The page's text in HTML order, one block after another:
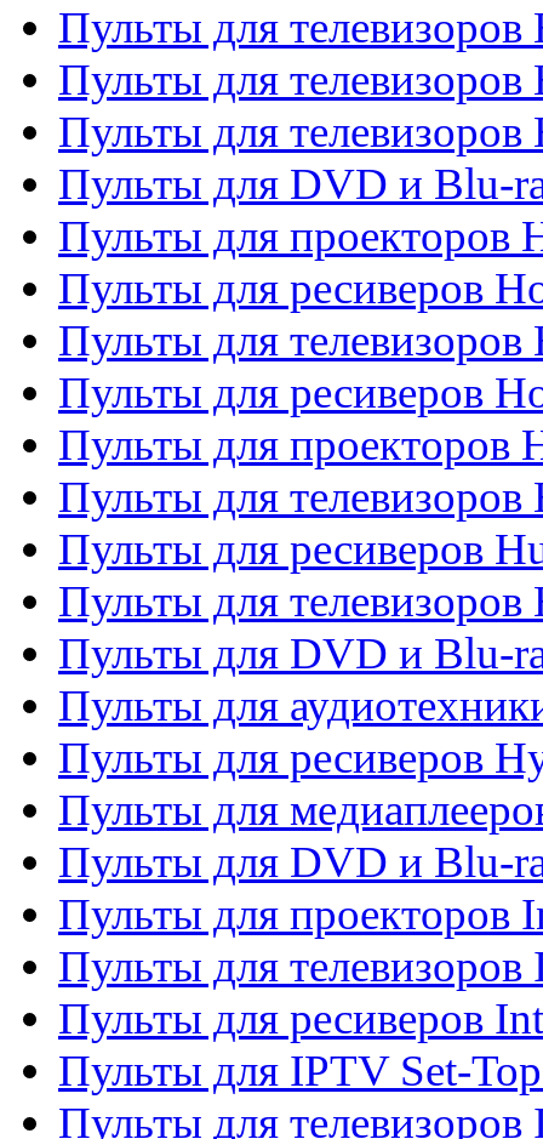
Пульты для телевизоров
Пульты для телевизоров
Пульты для телевизоров
Пульты для DVD и Blu-
Пульты для проекторов
Пульты для ресиверов
Пульты для
Пульты для ресиверов
Пульты для проекторов
Пульты для телевизоров
Пульты для ресиверов
Пульты для
Пульты для DVD и Blu-
Пульты для
Пульты для ресиверов
Пульты для
Пульты для DVD и Blu-
Пульты для проекторов
Пульты для
Пульты для ресиверов
Пульты для IPTV Set-
Пульты для телевизоров